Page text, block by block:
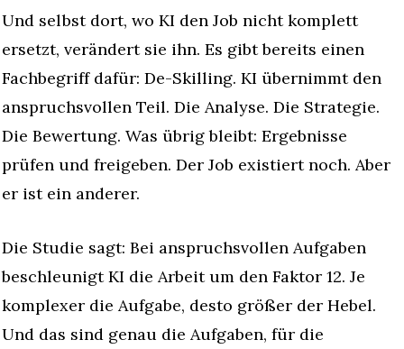
Und selbst dort, wo KI den Job nicht komplett
ersetzt, verändert sie ihn. Es gibt bereits einen
Fachbegriff dafür: De-Skilling. KI übernimmt den
anspruchsvollen Teil. Die Analyse. Die Strategie.
Die Bewertung. Was übrig bleibt: Ergebnisse
prüfen und freigeben. Der Job existiert noch. Aber
er ist ein anderer.
Die Studie sagt: Bei anspruchsvollen Aufgaben
beschleunigt KI die Arbeit um den Faktor 12. Je
komplexer die Aufgabe, desto größer der Hebel.
Und das sind genau die Aufgaben, für die